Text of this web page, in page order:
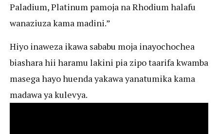
Paladium, Platinum pamoja na Rhodium halafu
wanaziuza kama madini.”
Hiyo inaweza ikawa sababu moja inayochochea
biashara hii haramu lakini pia zipo taarifa kwamba
masega hayo huenda yakawa yanatumika kama
madawa ya kulevya.